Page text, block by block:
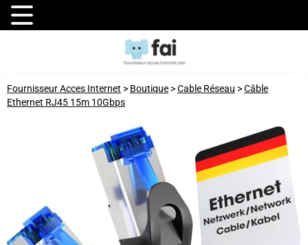
Fournisseur Acces Internet > Boutique >Cable Réseau >Câble
Ethernet RJ45 15m 10Gbps